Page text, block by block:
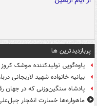
پربازدیدترین ها
یاوه‌گویی تولیدکننده موشک کروز
بیانیه خانواده شهید لاریجانی
پادشاه سنگین‌وزنی که در جهان
ماهواره‌ها خسارت انفجار